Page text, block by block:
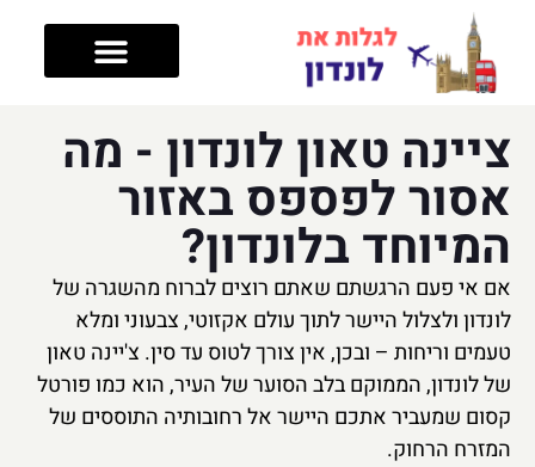
ציינה טאון לונדון - מה
אסור לפספס באזור
המיוחד בלונדון?
אם אי פעם הרגשתם שאתם רוצים לברוח מהשגרה של
לונדון ולצלול היישר לתוך עולם אקזוטי, צבעוני ומלא
טעמים וריחות – ובכן, אין צורך לטוס עד סין. צ'יינה טאון
של לונדון, הממוקם בלב הסוער של העיר, הוא כמו פורטל
קסום שמעביר אתכם היישר אל רחובותיה התוססים של
המזרח הרחוק.